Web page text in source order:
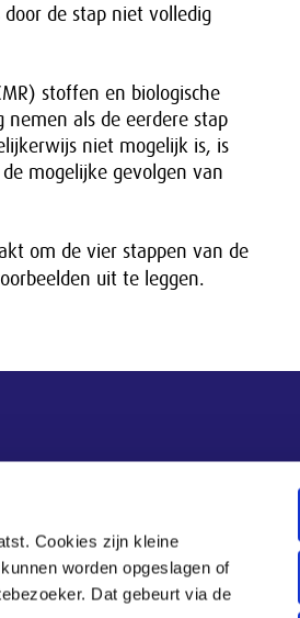
Cookies zijn kleine
worden opgeslagen of
Dat gebeurt via de
de stap niet volledig
stoffen en biologische
als de eerdere stap
niet mogelijk is, is
mogelijke gevolgen van
om de vier stappen van de
uit te leggen.